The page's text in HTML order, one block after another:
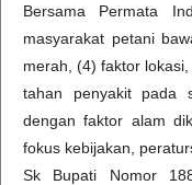
Bersama Permata
masyarakat petani
merah, (4) faktor
tahan penyakit pada
dengan faktor alam
fokus kebijakan,
Sk Bupati Nomor